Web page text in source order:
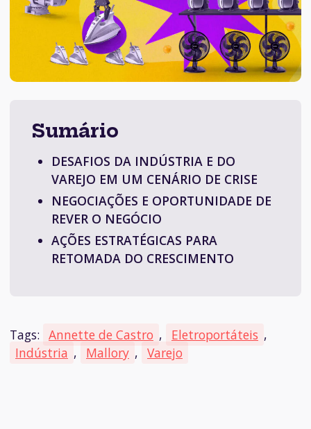
Sumário
DESAFIOS DA INDÚSTRIA E DO
VAREJO EM UM CENÁRIO DE CRISE
NEGOCIAÇÕES E OPORTUNIDADE DE
REVER O NEGÓCIO
AÇÕES ESTRATÉGICAS PARA
RETOMADA DO CRESCIMENTO
Tags: Annette de Castro , Eletroportáteis ,
Indústria , Mallory , Varejo